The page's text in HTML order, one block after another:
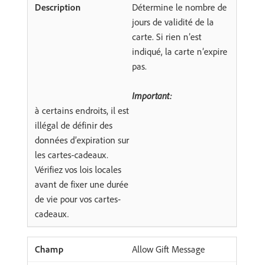
Détermine le nombre de
jours de validité de la
carte. Si rien n’est
indiqué, la carte n’expire
pas.
Important:
à certains endroits, il est
illégal de définir des
données d’expiration sur
les cartes-cadeaux.
Vérifiez vos lois locales
avant de fixer une durée
de vie pour vos cartes-
cadeaux.
Allow Gift Message